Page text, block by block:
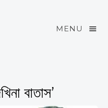
MENU
বাতাস’